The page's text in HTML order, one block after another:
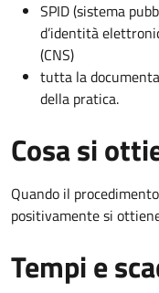
SPID (sistema
d’identità
(CNS)
tutta la
della pratica.
Cosa si
Quando il
positivamente si
Tempi e